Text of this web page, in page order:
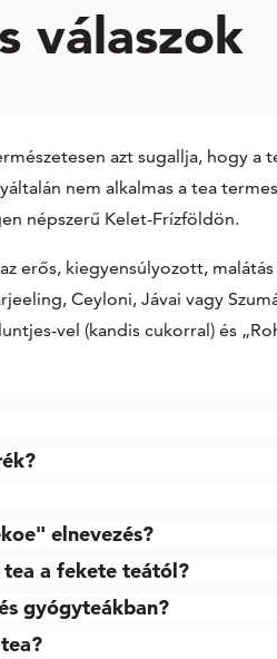
válaszok
azt sugallja, hogy
nem alkalmas a tea
népszerű Kelet-Frízföldön.
erős, kiegyensúlyozott,
Ceyloni, Jávai vagy
vel (kandis cukorral) és
elnevezés?
a fekete teától?
gyógyteákban?